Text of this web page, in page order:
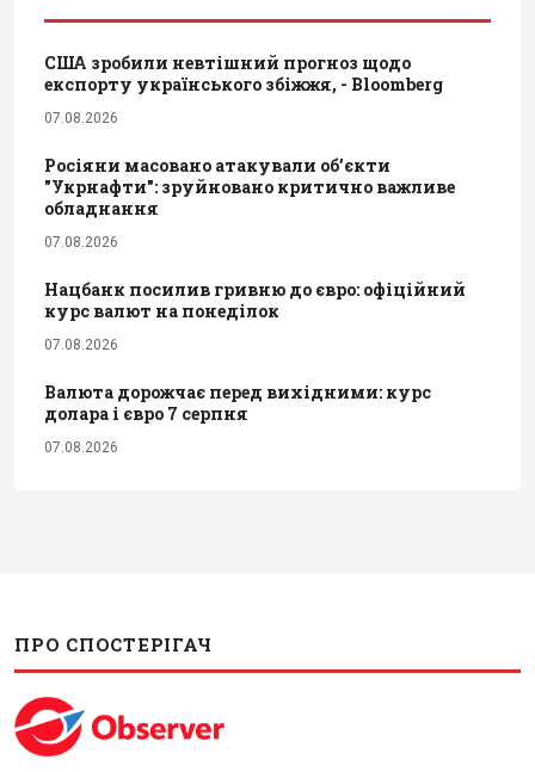
США зробили невтішний прогноз щодо
експорту українського збіжжя, - Bloomberg
07.08.2026
Росіяни масовано атакували обʼєкти
"Укрнафти": зруйновано критично важливе
обладнання
07.08.2026
Нацбанк посилив гривню до євро: офіційний
курс валют на понеділок
07.08.2026
Валюта дорожчає перед вихідними: курс
долара і євро 7 серпня
07.08.2026
ПРО СПОСТЕРІГАЧ